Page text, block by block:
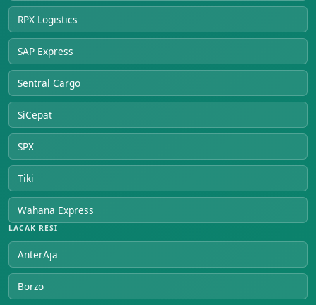
RPX Logistics
SAP Express
Sentral Cargo
SiCepat
SPX
Tiki
Wahana Express
LACAK RESI
AnterAja
Borzo